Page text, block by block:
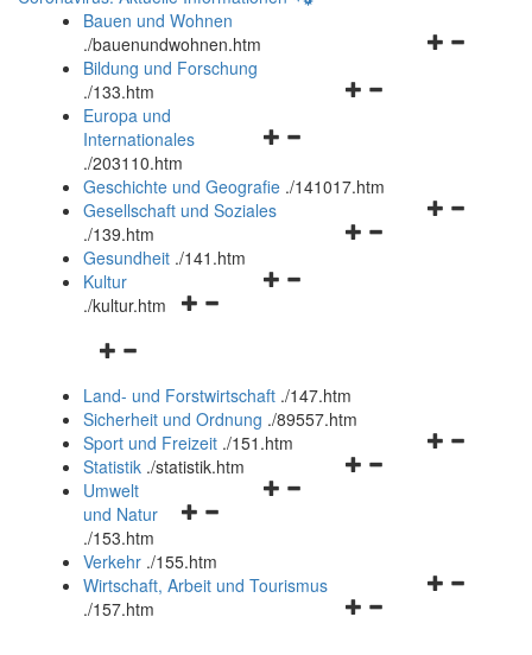
Bauen und Wohnen
./bauenundwohnen.htm
Navigationsmenü
Bildung und Forschung
./133.htm
Navigationsmenü
und
schließen
Europa und
Internationales
./203110.htm
Geschichte und Geografie ./141017.htm
Navigationsmenü
Gesellschaft und Soziales
./139.htm
Navigationsmenü
Gesundheit ./141.htm
Navigationsmenü
Kultur
./kultur.htm
Navigationsmenü
und
schließen
Land- und Forstwirtschaft ./147.htm
Sicherheit und Ordnung ./89557.htm
Navigationsmenü
Sport und Freizeit ./151.htm
Navigationsmenü
Statistik ./statistik.htm
Navigationsmenü
und
schließen
Umwelt
und Natur
./153.htm
Verkehr ./155.htm
Navigationsmenü
Wirtschaft, Arbeit und Tourismus
./157.htm